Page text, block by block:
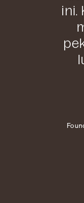
ini.